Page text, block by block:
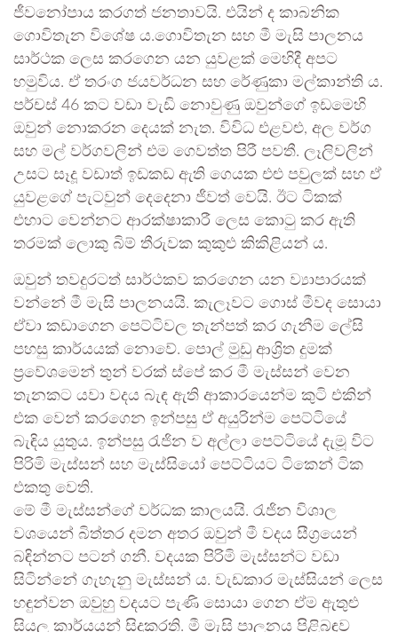
ජීවනෝපාය කරගත් ජනතාවයි. එයින් ද කාබනික
ගොවිතැන විශේෂ ය.ගොවිතැන සහ මී මැසි පාලනය
සාර්ථක ලෙස කරගෙන යන යුවළක් මෙහිදී අපට
හමුවිය. ඒ තරංග ජයවර්ධන සහ රේණුකා මල්කාන්ති ය.
පර්චස් 46 කට වඩා වැඩි නොවුණු ඔවුන්ගේ ඉඩමෙහි
ඔවුන් නොකරන දෙයක් නැත. විවිධ එළවළු, අල වර්ග
සහ මල් වර්ගවලින් එම ගෙවත්ත පිරී පවතී. ලෑලිවලින්
උසට සෑදූ වඩාත් ඉඩකඩ ඇති ගෙයක එළු පවුලක් සහ ඒ
යුවළගේ පැටවුන් දෙදෙනා ජීවත් වෙයි. ඊට ටිකක්
එහාට වෙන්නට ආරක්ෂාකාරී ලෙස කොටු කර ඇති
තරමක් ලොකු බිම් තීරුවක කුකුළු කිකිළියන් ය.
ඔවුන් තවදුරටත් සාර්ථකව කරගෙන යන ව්‍යාපාරයක්
වන්නේ මී මැසි පාලනයයි. කැලෑවට ගොස් මීවද සොයා
ඒවා කඩාගෙන පෙට්ටිවල තැන්පත් කර ගැනීම ලේසි
පහසු කාර්යයක් නොවේ. පොල් මුඩු ආශ්‍රිත දුමක්
ප්‍රවේශමෙන් තුන් වරක් ස්පේ කර මී මැස්සන් වෙන
තැනකට යවා වදය බැඳ ඇති ආකාරයෙන්ම කුටි එකින්
එක වෙන් කරගෙන ඉන්පසු ඒ අයුරින්ම පෙට්ටියේ
බැඳිය යුතුය. ඉන්පසු රැජින ව අල්ලා පෙට්ටියේ දැමූ විට
පිරිමි මැස්සන් සහ මැස්සියෝ පෙට්ටියට ටිකෙන් ටික
එකතු වෙති.
මේ මී මැස්සන්ගේ වර්ධක කාලයයි. රැජින විශාල
වශයෙන් බිත්තර දමන අතර ඔවුන් මී වදය සීග්‍රයෙන්
බඳින්නට පටන් ගනී. වදයක පිරිමි මැස්සන්ට වඩා
සිටින්නේ ගැහැනු මැස්සන් ය. වැඩකාර මැස්සියන් ලෙස
හඳුන්වන ඔවුහු වදයට පැණි සොයා ගෙන ඒම ඇතුළු
සියලු කාර්යයන් සිදුකරති. මී මැසි පාලනය පිළිබඳව